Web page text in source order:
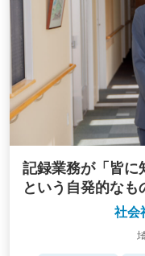
記録業務が「皆に
という自発的なも
社会